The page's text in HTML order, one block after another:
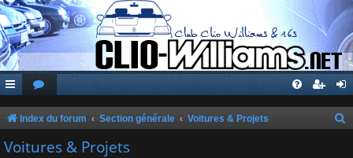
Index du forum Section générale Voitures & Projets
Voitures & Projets